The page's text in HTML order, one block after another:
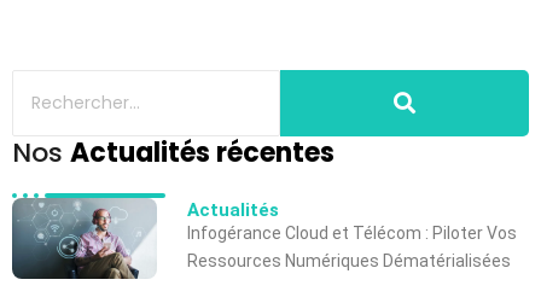
Nos Actualités récentes
Actualités
Infogérance Cloud et Télécom : Piloter Vos
Ressources Numériques Dématérialisées